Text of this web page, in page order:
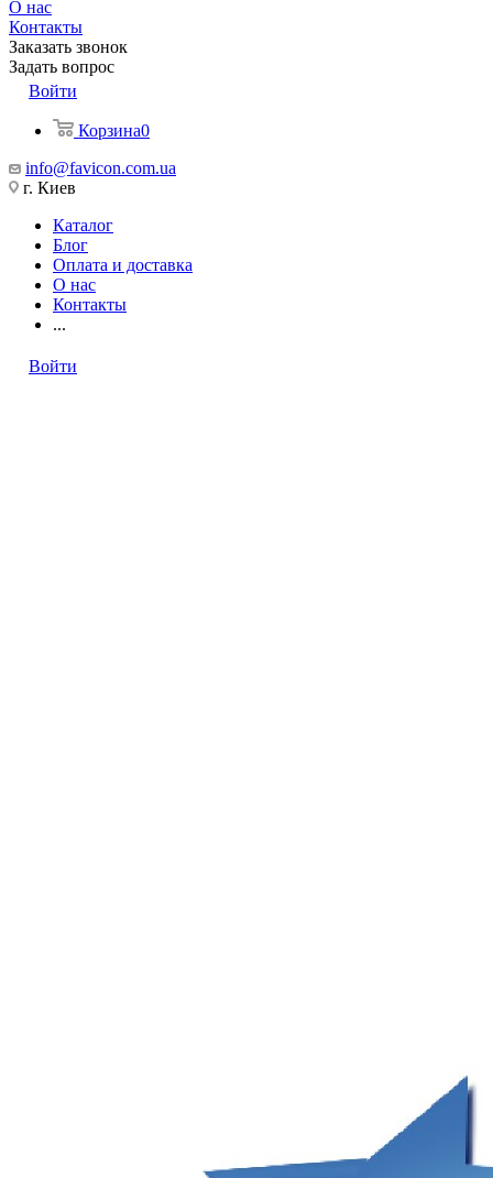
О нас
Контакты
Заказать звонок
Задать вопрос
Войти
Корзина0
info@favicon.com.ua
г. Киев
Каталог
Блог
Оплата и доставка
О нас
Контакты
...
Войти